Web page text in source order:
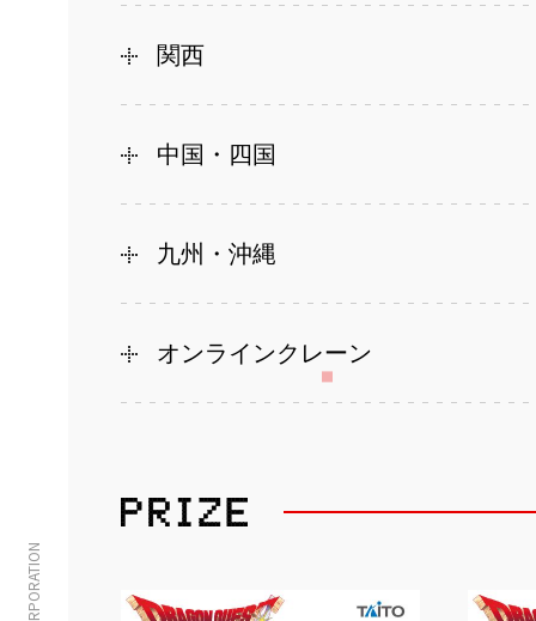
関西
中国・四国
九州・沖縄
オンラインクレーン